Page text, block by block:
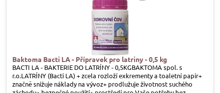
Baktoma Bacti LA - Přípravek pro latriny - 0,5 kg
BACTI LA - BAKTERIE DO LATRÍNY - 0,5KGBAKTOMA spol. s
r.o.LATRÍNY (Bacti LA) + zcela rozloží exkrementy a toaletní papír+
značně snižuje náklady na vývoz+ prodlužuje životnost suchého